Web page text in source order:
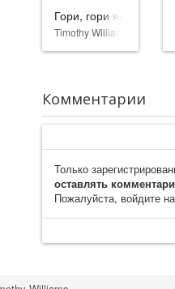
Гори, гори ясно
Timothy Williams
Комментарии
Только
оставлять
Пожалуйста, войдите